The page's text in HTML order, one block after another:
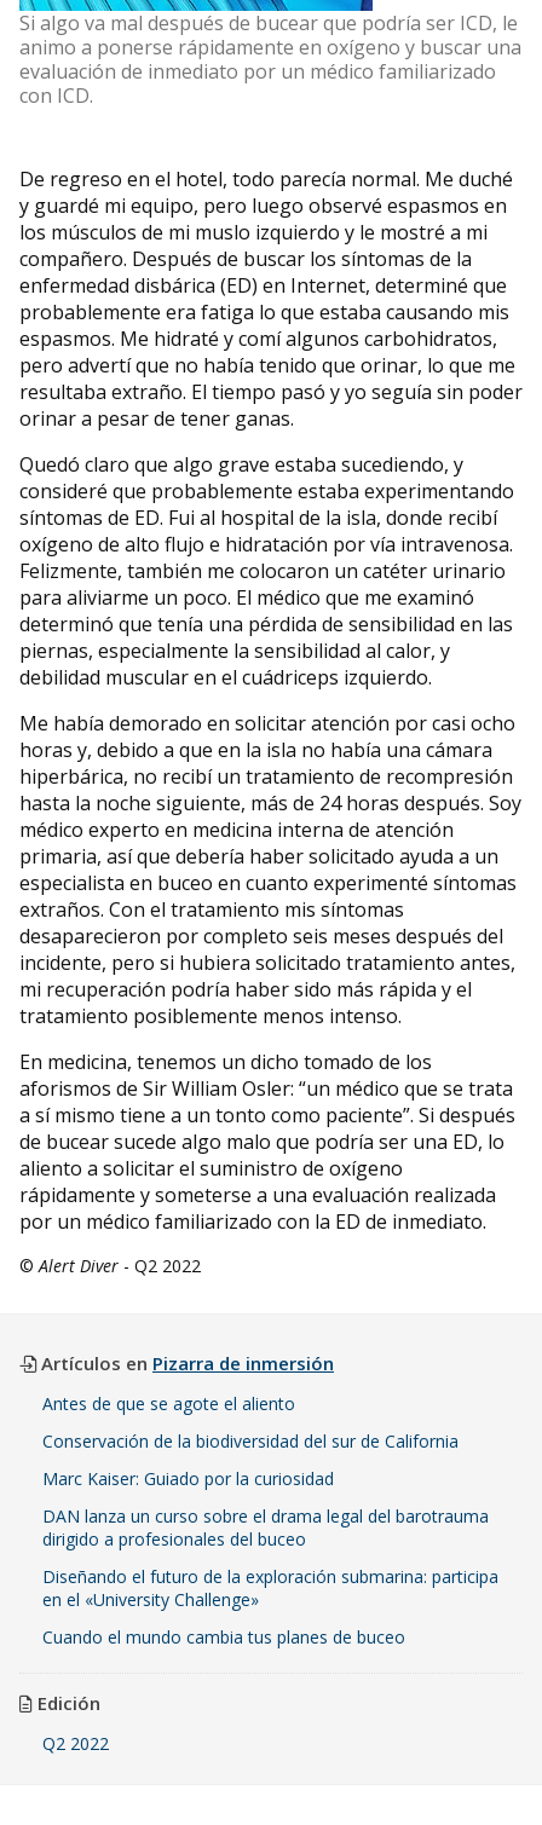
Si algo va mal después de bucear que podría ser ICD, le
animo a ponerse rápidamente en oxígeno y buscar una
evaluación de inmediato por un médico familiarizado
con ICD.
De regreso en el hotel, todo parecía normal. Me duché
y guardé mi equipo, pero luego observé espasmos en
los músculos de mi muslo izquierdo y le mostré a mi
compañero. Después de buscar los síntomas de la
enfermedad disbárica (ED) en Internet, determiné que
probablemente era fatiga lo que estaba causando mis
espasmos. Me hidraté y comí algunos carbohidratos,
pero advertí que no había tenido que orinar, lo que me
resultaba extraño. El tiempo pasó y yo seguía sin poder
orinar a pesar de tener ganas.
Quedó claro que algo grave estaba sucediendo, y
consideré que probablemente estaba experimentando
síntomas de ED. Fui al hospital de la isla, donde recibí
oxígeno de alto flujo e hidratación por vía intravenosa.
Felizmente, también me colocaron un catéter urinario
para aliviarme un poco. El médico que me examinó
determinó que tenía una pérdida de sensibilidad en las
piernas, especialmente la sensibilidad al calor, y
debilidad muscular en el cuádriceps izquierdo.
Me había demorado en solicitar atención por casi ocho
horas y, debido a que en la isla no había una cámara
hiperbárica, no recibí un tratamiento de recompresión
hasta la noche siguiente, más de 24 horas después. Soy
médico experto en medicina interna de atención
primaria, así que debería haber solicitado ayuda a un
especialista en buceo en cuanto experimenté síntomas
extraños. Con el tratamiento mis síntomas
desaparecieron por completo seis meses después del
incidente, pero si hubiera solicitado tratamiento antes,
mi recuperación podría haber sido más rápida y el
tratamiento posiblemente menos intenso.
En medicina, tenemos un dicho tomado de los
aforismos de Sir William Osler: “un médico que se trata
a sí mismo tiene a un tonto como paciente”. Si después
de bucear sucede algo malo que podría ser una ED, lo
aliento a solicitar el suministro de oxígeno
rápidamente y someterse a una evaluación realizada
por un médico familiarizado con la ED de inmediato.
©Alert Diver - Q2 2022
Artículos en Pizarra de inmersión
Antes de que se agote el aliento
Conservación de la biodiversidad del sur de California
Marc Kaiser: Guiado por la curiosidad
DAN lanza un curso sobre el drama legal del barotrauma
dirigido a profesionales del buceo
Diseñando el futuro de la exploración submarina: participa
en el «University Challenge»
Cuando el mundo cambia tus planes de buceo
Edición
Q2 2022